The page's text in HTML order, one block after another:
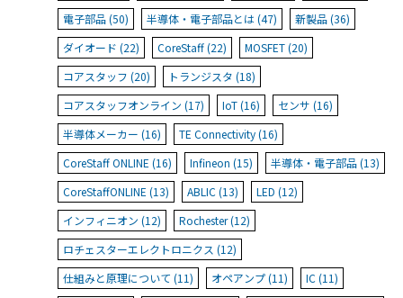
電子部品 (50)
半導体・電子部品とは (47)
新製品 (36)
ダイオード (22)
CoreStaff (22)
MOSFET (20)
コアスタッフ (20)
トランジスタ (18)
コアスタッフオンライン (17)
IoT (16)
センサ (16)
半導体メーカー (16)
TE Connectivity (16)
CoreStaff ONLINE (16)
Infineon (15)
半導体・電子部品 (13)
CoreStaffONLINE (13)
ABLIC (13)
LED (12)
インフィニオン (12)
Rochester (12)
ロチェスターエレクトロニクス (12)
仕組みと原理について (11)
オペアンプ (11)
IC (11)